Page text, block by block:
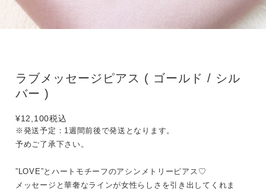
ラブメッセージピアス ( ゴールド / シル
バー )
¥12,100税込
※発送予定：1週間前後で発送となります。
予めご了承下さい。
”LOVE”とハートモチーフのアシンメトリーピアス♡
メッセージと華奢なラインが女性らしさを引き出してくれま